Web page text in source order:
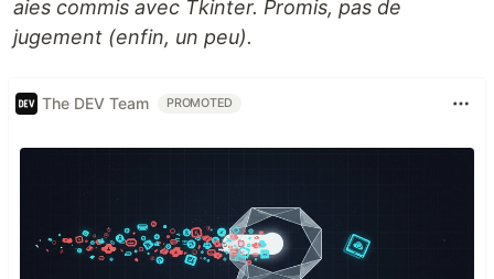
aies commis avec Tkinter. Promis, pas de
jugement (enfin, un peu).
The DEV Team PROMOTED